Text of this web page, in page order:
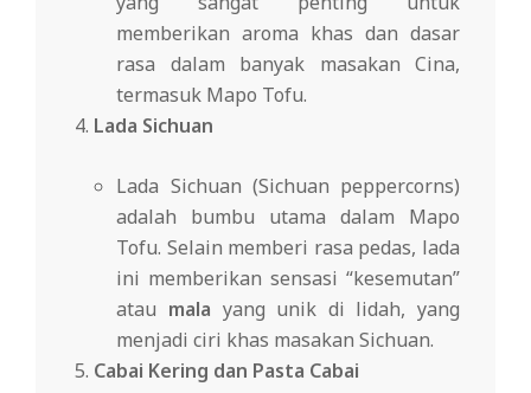
memberikan aroma khas dan dasar
rasa dalam banyak masakan Cina,
termasuk Mapo Tofu.
Lada Sichuan
Lada Sichuan (Sichuan peppercorns)
adalah bumbu utama dalam Mapo
Tofu. Selain memberi rasa pedas, lada
ini memberikan sensasi “kesemutan”
atau mala yang unik di lidah, yang
menjadi ciri khas masakan Sichuan.
Cabai Kering dan Pasta Cabai